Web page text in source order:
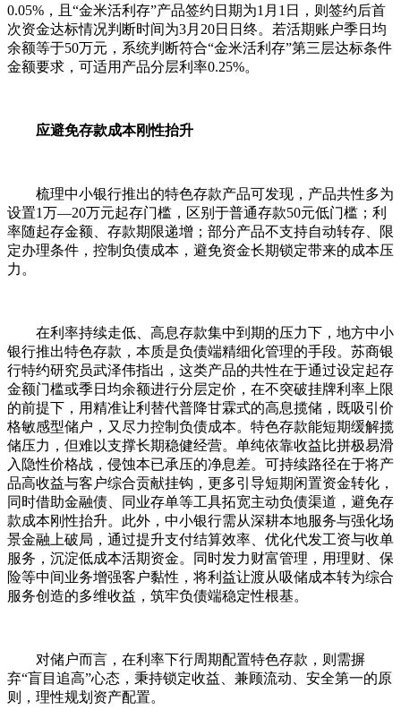
0.05%，且“金米活利存”产品签约日期为1月1日，则签约后首
次资金达标情况判断时间为3月20日日终。若活期账户季日均
余额等于50万元，系统判断符合“金米活利存”第三层达标条件
金额要求，可适用产品分层利率0.25%。
应避免存款成本刚性抬升
梳理中小银行推出的特色存款产品可发现，产品共性多为
设置1万—20万元起存门槛，区别于普通存款50元低门槛；利
率随起存金额、存款期限递增；部分产品不支持自动转存、限
定办理条件，控制负债成本，避免资金长期锁定带来的成本压
力。
在利率持续走低、高息存款集中到期的压力下，地方中小
银行推出特色存款，本质是负债端精细化管理的手段。苏商银
行特约研究员武泽伟指出，这类产品的共性在于通过设定起存
金额门槛或季日均余额进行分层定价，在不突破挂牌利率上限
的前提下，用精准让利替代普降甘霖式的高息揽储，既吸引价
格敏感型储户，又尽力控制负债成本。特色存款能短期缓解揽
储压力，但难以支撑长期稳健经营。单纯依靠收益比拼极易滑
入隐性价格战，侵蚀本已承压的净息差。可持续路径在于将产
品高收益与客户综合贡献挂钩，更多引导短期闲置资金转化，
同时借助金融债、同业存单等工具拓宽主动负债渠道，避免存
款成本刚性抬升。此外，中小银行需从深耕本地服务与强化场
景金融上破局，通过提升支付结算效率、优化代发工资与收单
服务，沉淀低成本活期资金。同时发力财富管理，用理财、保
险等中间业务增强客户黏性，将利益让渡从吸储成本转为综合
服务创造的多维收益，筑牢负债端稳定性根基。
对储户而言，在利率下行周期配置特色存款，则需摒
弃“盲目追高”心态，秉持锁定收益、兼顾流动、安全第一的原
则，理性规划资产配置。